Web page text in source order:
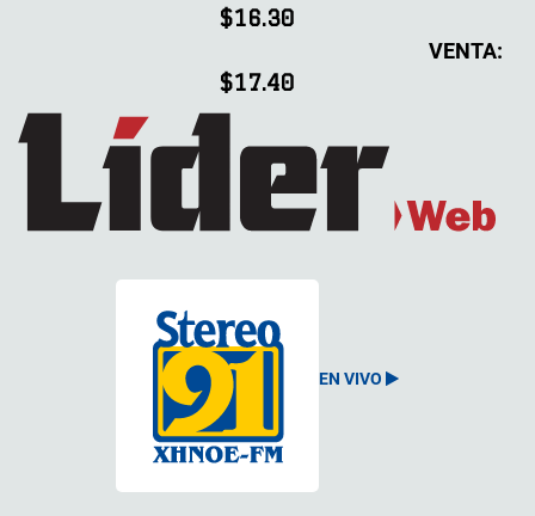
$16.30
VENTA:
$17.40
EN VIVO